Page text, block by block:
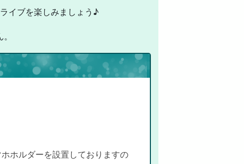
イブを楽しみましょう♪
ホルダーを設置しておりますの